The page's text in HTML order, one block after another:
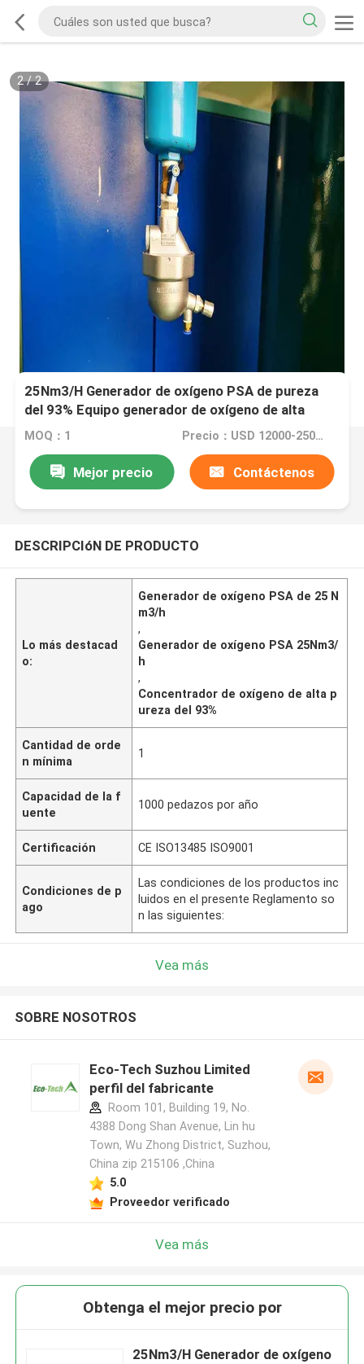
2/2
25Nm3/H Generador de oxígeno PSA de pureza
del 93% Equipo generador de oxígeno de alta
pureza
MOQ：1 Precio：USD 12000-25000 pieces
Mejor precio Contáctenos
DESCRIPCIóN DE PRODUCTO
Lo más destacad
o:
Generador de oxígeno PSA de 25 N
m3/h
,
Generador de oxígeno PSA 25Nm3/
h
,
Concentrador de oxígeno de alta p
ureza del 93%
Cantidad de orde
n mínima
1
Capacidad de la f
uente
1000 pedazos por año
Certificación CE ISO13485 ISO9001
Condiciones de p
ago
Las condiciones de los productos inc
luidos en el presente Reglamento so
n las siguientes:
Vea más
SOBRE NOSOTROS
Eco-Tech Suzhou Limited
perfil del fabricante
Room 101, Building 19, No.
4388 Dong Shan Avenue, Lin hu
Town, Wu Zhong District, Suzhou,
China zip 215106 ,China
5.0
Proveedor verificado
Vea más
Obtenga el mejor precio por
25Nm3/H Generador de oxígeno